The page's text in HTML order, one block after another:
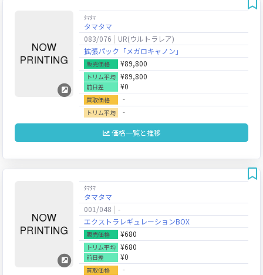
ﾀﾏﾀﾏ
タマタマ
083/076
UR(ウルトラレア)
拡張パック「メガロキャノン」
販売価格 ¥89,800
トリム平均 ¥89,800
前日差 ¥0
買取価格 ‐
トリム平均 ‐
価格一覧と推移
ﾀﾏﾀﾏ
タマタマ
001/048
-
エクストラレギュレーションBOX
販売価格 ¥680
トリム平均 ¥680
前日差 ¥0
買取価格 ‐